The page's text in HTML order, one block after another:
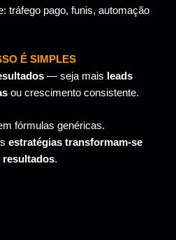
tráfego pago, funis, automação
É SIMPLES
— seja mais leads
ou crescimento consistente.
fórmulas genéricas.
estratégias transformam-se
resultados.